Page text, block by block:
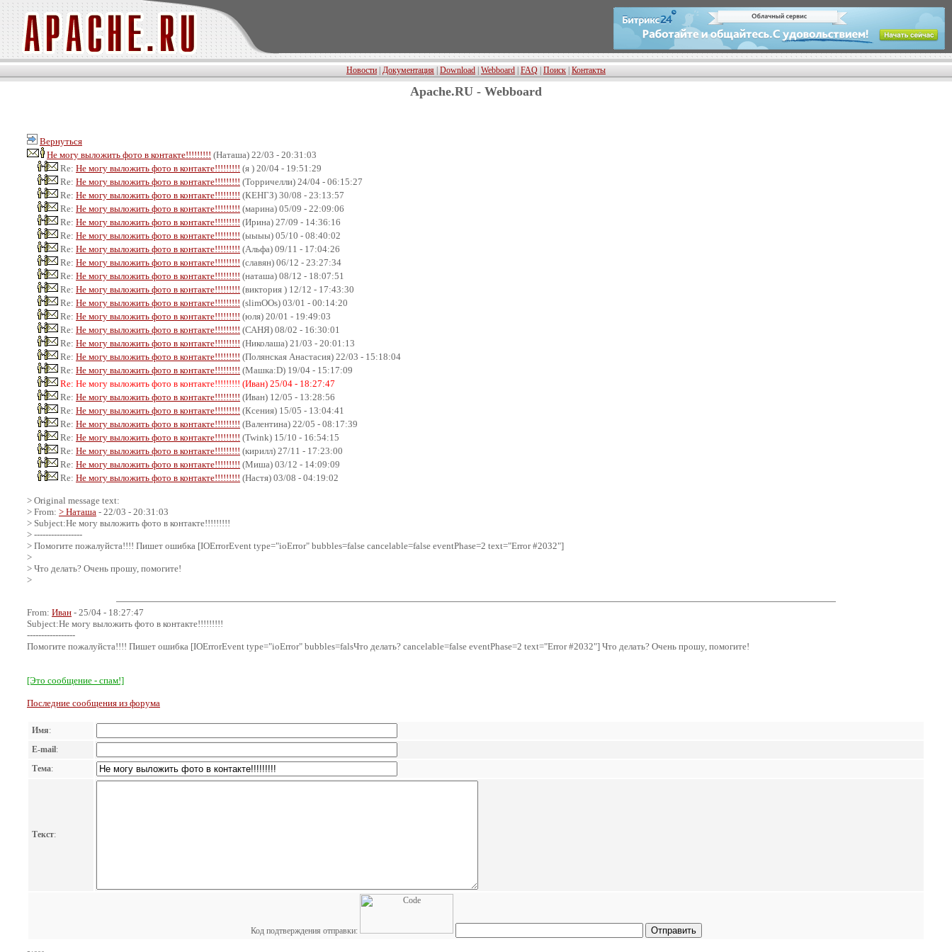
Новости Документация Download Webboard FAQ Поиск Контакты
Apache.RU - Webboard
Вернуться
Не могу выложить фото в контакте!!!!!!!!! (Наташа) 22/03 - 20:31:03
Re: Не могу выложить фото в контакте!!!!!!!!! (я ) 20/04 - 19:51:29
Re: Не могу выложить фото в контакте!!!!!!!!! (Торричелли) 24/04 - 06:15:27
Re: Не могу выложить фото в контакте!!!!!!!!! (КЕНГЗ) 30/08 - 23:13:57
Re: Не могу выложить фото в контакте!!!!!!!!! (марина) 05/09 - 22:09:06
Re: Не могу выложить фото в контакте!!!!!!!!! (Ирина) 27/09 - 14:36:16
Re: Не могу выложить фото в контакте!!!!!!!!! (ыыыы) 05/10 - 08:40:02
Re: Не могу выложить фото в контакте!!!!!!!!! (Альфа) 09/11 - 17:04:26
Re: Не могу выложить фото в контакте!!!!!!!!! (славян) 06/12 - 23:27:34
Re: Не могу выложить фото в контакте!!!!!!!!! (наташа) 08/12 - 18:07:51
Re: Не могу выложить фото в контакте!!!!!!!!! (виктория ) 12/12 - 17:43:30
Re: Не могу выложить фото в контакте!!!!!!!!! (slimOOs) 03/01 - 00:14:20
Re: Не могу выложить фото в контакте!!!!!!!!! (юля) 20/01 - 19:49:03
Re: Не могу выложить фото в контакте!!!!!!!!! (САНЯ) 08/02 - 16:30:01
Re: Не могу выложить фото в контакте!!!!!!!!! (Николаша) 21/03 - 20:01:13
Re: Не могу выложить фото в контакте!!!!!!!!! (Полянская Анастасия) 22/03 - 15:18:04
Re: Не могу выложить фото в контакте!!!!!!!!! (Машка:D) 19/04 - 15:17:09
Re: Не могу выложить фото в контакте!!!!!!!!! (Иван) 25/04 - 18:27:47
Re: Не могу выложить фото в контакте!!!!!!!!! (Иван) 12/05 - 13:28:56
Re: Не могу выложить фото в контакте!!!!!!!!! (Ксения) 15/05 - 13:04:41
Re: Не могу выложить фото в контакте!!!!!!!!! (Валентина) 22/05 - 08:17:39
Re: Не могу выложить фото в контакте!!!!!!!!! (Twink) 15/10 - 16:54:15
Re: Не могу выложить фото в контакте!!!!!!!!! (кирилл) 27/11 - 17:23:00
Re: Не могу выложить фото в контакте!!!!!!!!! (Миша) 03/12 - 14:09:09
Re: Не могу выложить фото в контакте!!!!!!!!! (Настя) 03/08 - 04:19:02
> Original message text:
> From: > Наташа - 22/03 - 20:31:03
> Subject:Не могу выложить фото в контакте!!!!!!!!!
> -----------------
> Помогите пожалуйста!!!! Пишет ошибка [IOErrorEvent type="ioError" bubbles=false cancelable=false eventPhase=2 text="Error #2032"]
>
> Что делать? Очень прошу, помогите!
>
From: Иван - 25/04 - 18:27:47
Subject:Не могу выложить фото в контакте!!!!!!!!!
-----------------
Помогите пожалуйста!!!! Пишет ошибка [IOErrorEvent type="ioError" bubbles=falsЧто делать? cancelable=false eventPhase=2 text="Error #2032"] Что делать? Очень прошу, помогите!
[Это сообщение - спам!]
Последние сообщения из форума
Имя:
E-mail:
Тема:
Текст:
Код подтверждения отправки: